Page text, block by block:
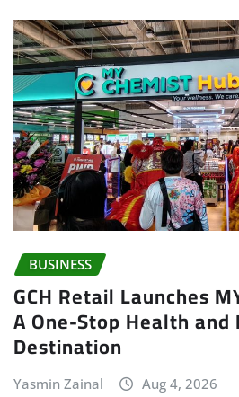
BUSINESS
GCH Retail Launches
A One-Stop Health and
Destination
Yasmin Zainal Aug 4, 2026